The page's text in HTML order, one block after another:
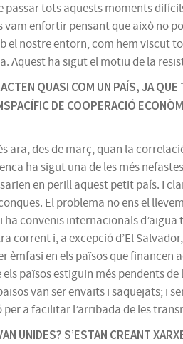
tots aquests moments
enfortir pensant que això no
el nostre entorn, com hem viscut
Aquest ha sigut el motiu de la
QUASI COM UN PAÍS, JA
DE COOPERACIÓ
des de març, quan la
ha sigut una de les més
en perill aquest petit país. I
El problema no ens el
convenis internacionals
i, a excepció d’El
en els països que financen
països estiguin més pendents de
van ser envaïts i saquejats; i
a facilitar l’arribada de les
UNIDES? S’ESTAN CREANT